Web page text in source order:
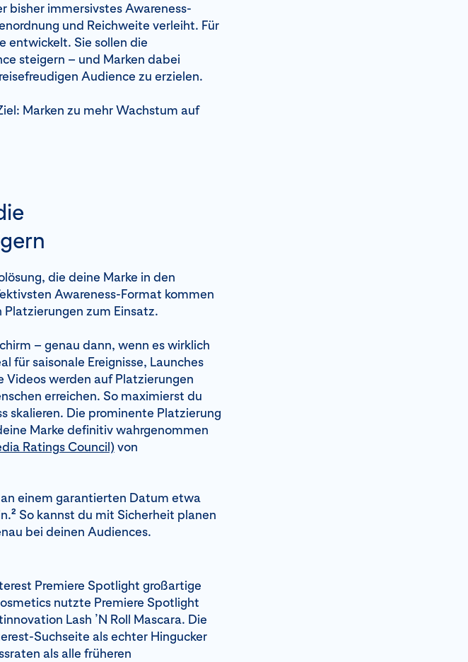
bisher immersivstes Awareness-
und Reichweite verleiht. Für
entwickelt. Sie sollen die
steigern – und Marken dabei
Audience zu erzielen.
Marken zu mehr Wachstum auf
die deine Marke in den
Awareness-Format kommen
zum Einsatz.
– genau dann, wenn es wirklich
für saisonale Ereignisse, Launches
Videos werden auf Platzierungen
erreichen. So maximierst du
skalieren. Die prominente Platzierung
Marke definitiv wahrgenommen
Ratings Council)von
einem garantierten Datum etwa
2 So kannst du mit Sicherheit planen
bei deinen Audiences.
Premiere Spotlight großartige
nutzte Premiere Spotlight
Lash ’N Roll Mascara. Die
Suchseite als echter Hingucker
als alle früheren